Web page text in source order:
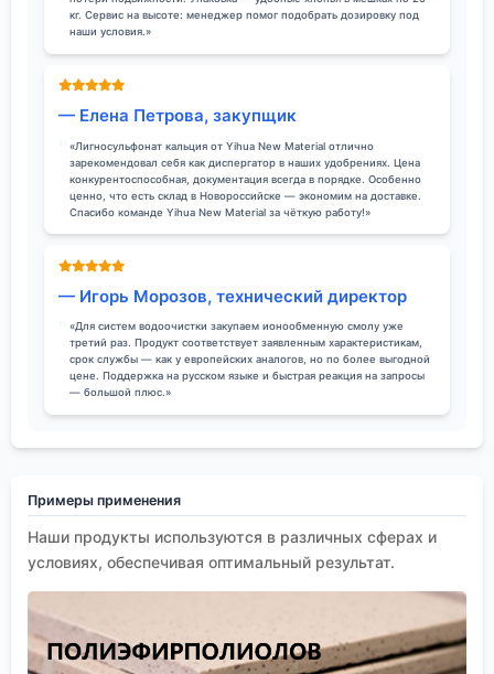
кг. Сервис на высоте: менеджер помог подобрать дозировку под
наши условия.»
— Елена Петрова, закупщик
«Лигносульфонат кальция от Yihua New Material отлично
зарекомендовал себя как диспергатор в наших удобрениях. Цена
конкурентоспособная, документация всегда в порядке. Особенно
ценно, что есть склад в Новороссийске — экономим на доставке.
Спасибо команде Yihua New Material за чёткую работу!»
— Игорь Морозов, технический директор
«Для систем водоочистки закупаем ионообменную смолу уже
третий раз. Продукт соответствует заявленным характеристикам,
срок службы — как у европейских аналогов, но по более выгодной
цене. Поддержка на русском языке и быстрая реакция на запросы
— большой плюс.»
Примеры применения
Наши продукты используются в различных сферах и
условиях, обеспечивая оптимальный результат.